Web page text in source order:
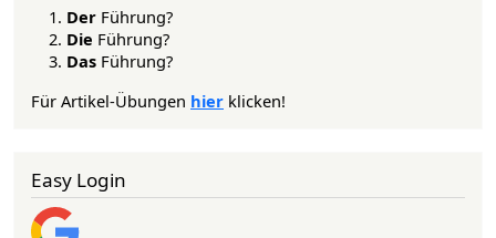
Der Führung?
Die Führung?
Das Führung?
Für Artikel-Übungen hier klicken!
Easy Login